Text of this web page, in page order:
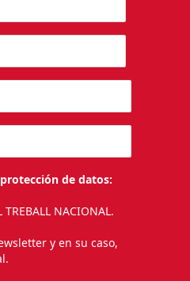
de datos:
TREBALL NACIONAL.
y en su caso,